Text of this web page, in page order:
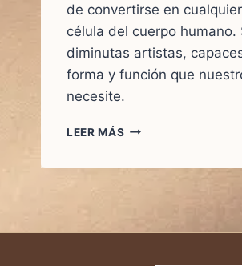
de convertirse en
célula del cuerpo humano.
diminutas artistas,
forma y función que
necesite.
LEER MÁS CÉLULAS